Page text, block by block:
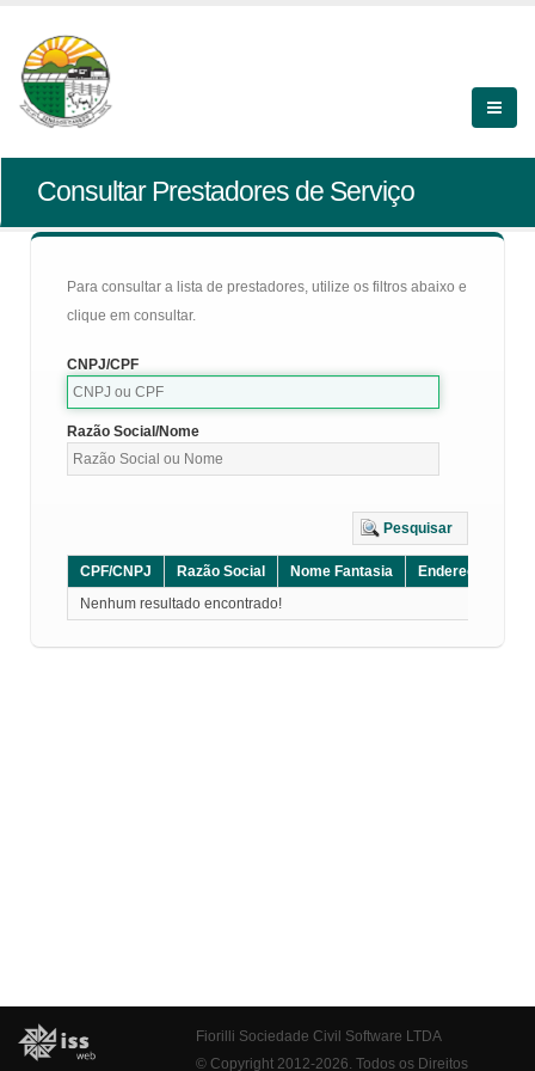
Consultar Prestadores de Serviço
Para consultar a lista de prestadores, utilize os filtros abaixo e
clique em consultar.
CNPJ/CPF
Razão Social/Nome
Pesquisar
CPF/CNPJ Razão Social Nome Fantasia Endereço
Nenhum resultado encontrado!
Fiorilli Sociedade Civil Software LTDA
© Copyright 2012-2026. Todos os Direitos